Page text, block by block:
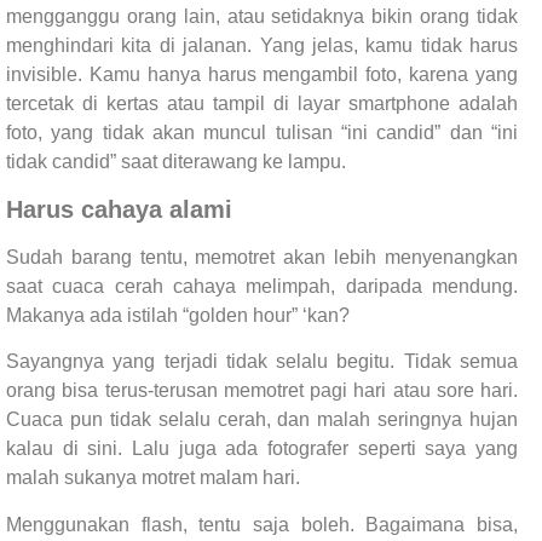
mengganggu orang lain, atau setidaknya bikin orang tidak
menghindari kita di jalanan. Yang jelas, kamu tidak harus
invisible. Kamu hanya harus mengambil foto, karena yang
tercetak di kertas atau tampil di layar smartphone adalah
foto, yang tidak akan muncul tulisan “ini candid” dan “ini
tidak candid” saat diterawang ke lampu.
Harus cahaya alami
Sudah barang tentu, memotret akan lebih menyenangkan
saat cuaca cerah cahaya melimpah, daripada mendung.
Makanya ada istilah “golden hour” ‘kan?
Sayangnya yang terjadi tidak selalu begitu. Tidak semua
orang bisa terus-terusan memotret pagi hari atau sore hari.
Cuaca pun tidak selalu cerah, dan malah seringnya hujan
kalau di sini. Lalu juga ada fotografer seperti saya yang
malah sukanya motret malam hari.
Menggunakan flash, tentu saja boleh. Bagaimana bisa,